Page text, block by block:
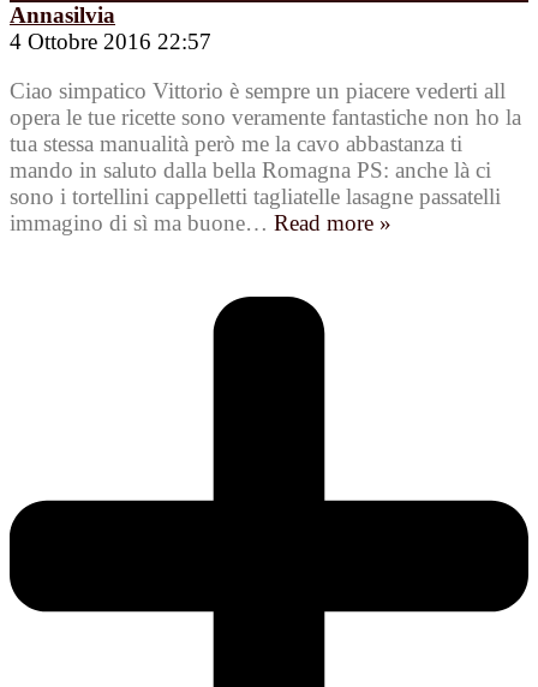
Annasilvia
4 Ottobre 2016 22:57
Ciao simpatico Vittorio è sempre un piacere vederti all
opera le tue ricette sono veramente fantastiche non ho la
tua stessa manualità però me la cavo abbastanza ti
mando in saluto dalla bella Romagna PS: anche là ci
sono i tortellini cappelletti tagliatelle lasagne passatelli
immagino di sì ma buone… Read more »